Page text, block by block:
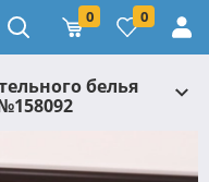
0 0
белья